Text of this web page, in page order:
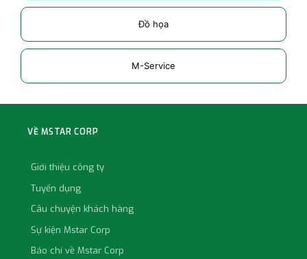
Đồ họa
M-Service
VỀ MSTAR CORP
Giới thiệu công ty
Tuyển dụng
Câu chuyện khách hàng
Sự kiện Mstar Corp
Báo chí về Mstar Corp